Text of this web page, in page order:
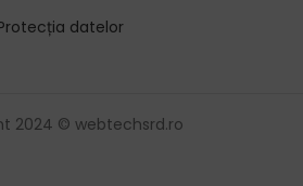
datelor
2024 © webtechsrd.ro